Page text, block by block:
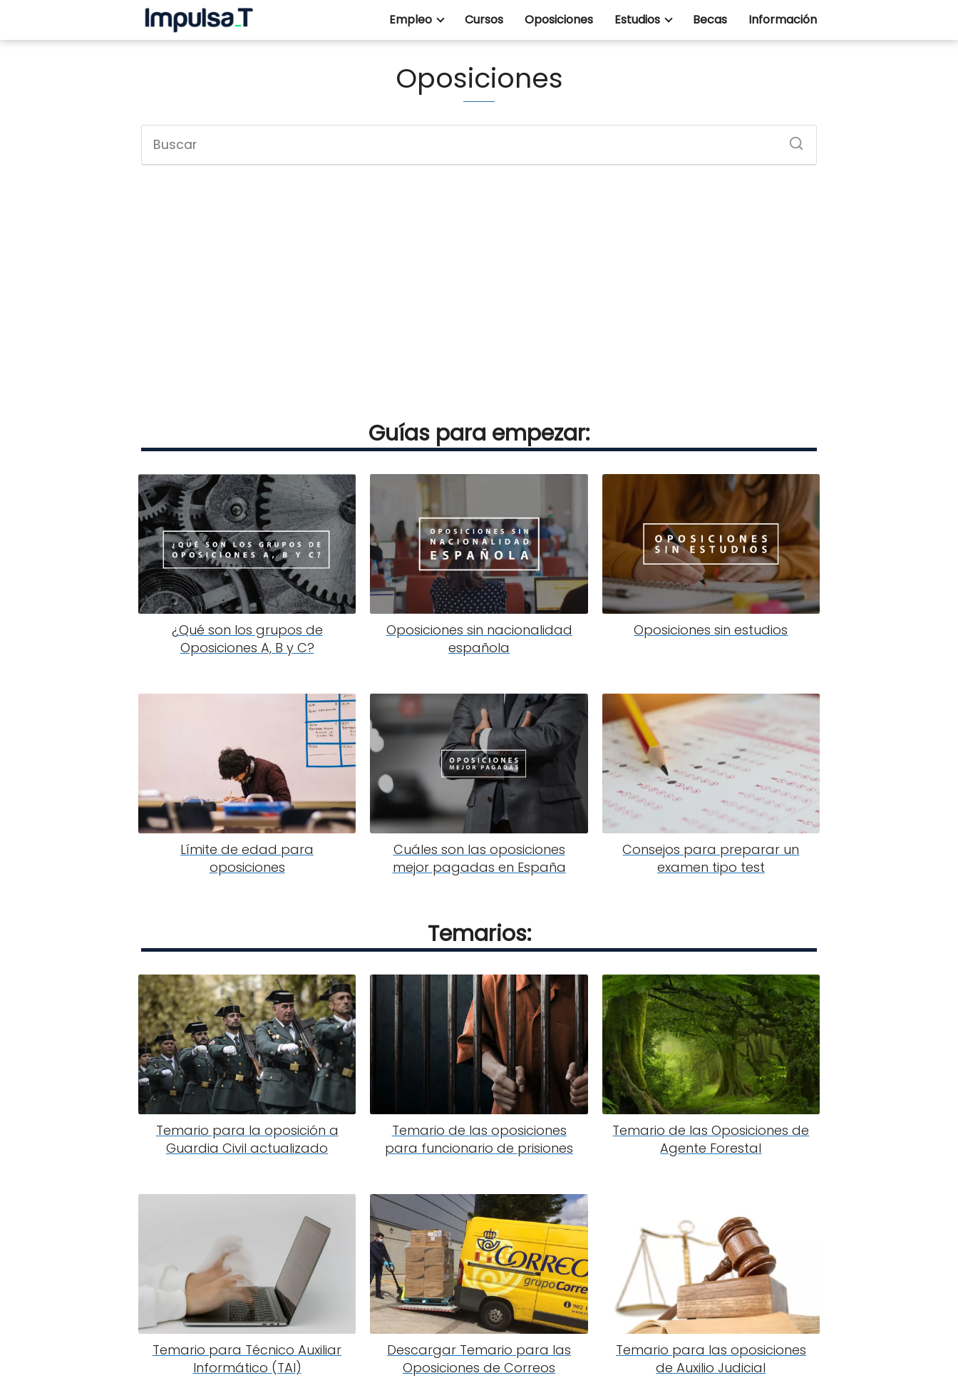
Empleo Cursos Oposiciones Estudios Becas Información
Oposiciones
Guías para empezar:
¿Qué son los grupos de
Oposiciones A, B y C?
Oposiciones sin nacionalidad
española
Oposiciones sin estudios
Límite de edad para
oposiciones
Cuáles son las oposiciones
mejor pagadas en España
Consejos para preparar un
examen tipo test
Temarios:
Temario para la oposición a
Guardia Civil actualizado
Temario de las oposiciones
para funcionario de prisiones
Temario de las Oposiciones de
Agente Forestal
Temario para Técnico Auxiliar
Informático (TAI)
Descargar Temario para las
Oposiciones de Correos
Temario para las oposiciones
de Auxilio Judicial